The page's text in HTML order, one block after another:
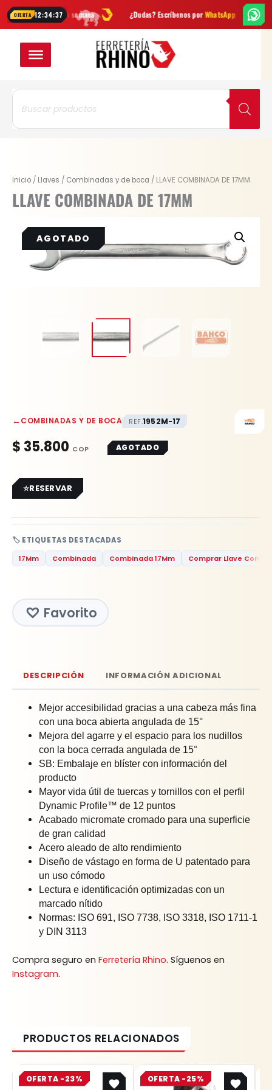
OFERTA 12:34:37
cada semana ¿Dudas? Escríbenos porWhatsApp Envío
Búsqueda
productos
Inicio / Llaves / Combinadas y de boca / LLAVE COMBINADA DE 17MM
LLAVE COMBINADA DE 17MM
←COMBINADAS Y DE BOCA REF.1952M-17
$ 35.800 AGOTADO
🏷️ ETIQUETAS DESTACADAS
17Mm
Combinada Combinada 17Mm Comprar Llave
RESERVAR
Favorito
DESCRIPCIÓN INFORMACIÓN ADICIONAL
Mejor accesibilidad gracias a una cabeza más fina
con una boca abierta angulada de 15°
Mejora del agarre y el espacio para los nudillos
con la boca cerrada angulada de 15°
SB: Embalaje en blíster con información del
producto
Mayor vida útil de tuercas y tornillos con el perfil
Dynamic Profile™ de 12 puntos
Acabado micromate cromado para una superficie
de gran calidad
Acero aleado de alto rendimiento
Diseño de vástago en forma de U patentado para
un uso cómodo
Lectura e identificación optimizadas con un
marcado nítido
Normas: ISO 691, ISO 7738, ISO 3318, ISO 1711-1
y DIN 3113
Compra seguro en Ferretería Rhino. Síguenos en
Instagram.
OFERTA -23%
Original
price
Current
price
OFERTA -25%
Original
price
Current
price